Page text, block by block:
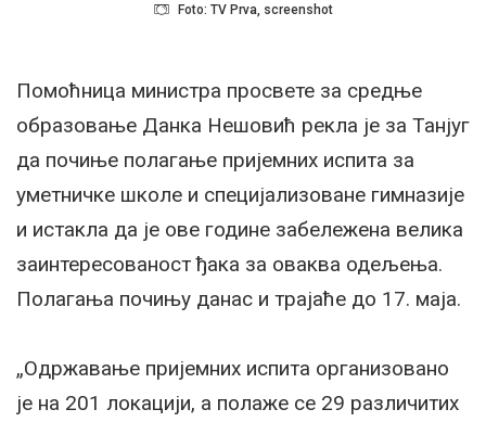
Foto: TV Prva, screenshot
Помоћница министра просвете за средње
образовање Данка Нешовић рекла је за Танјуг
да почиње полагање пријемних испита за
уметничке школе и специјализоване гимназије
и истакла да је ове године забележена велика
заинтересованост ђака за оваква одељења.
Полагања почињу данас и трајаће до 17. маја.
„Одржавање пријемних испита организовано
је на 201 локацији, а полаже се 29 различитих